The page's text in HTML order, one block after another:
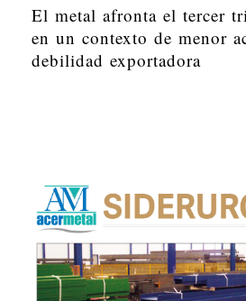
El metal afronta el tercer
en un contexto de menor
debilidad exportadora